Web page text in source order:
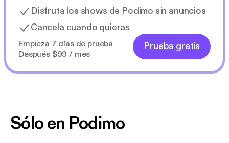
Disfruta los shows de Podimo sin anuncios
Cancela cuando quieras
Empieza 7 días de prueba
Después $99 / mes
Prueba gratis
Sólo en Podimo